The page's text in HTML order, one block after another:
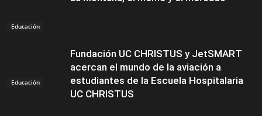
Educación
Educación
Fundación UC CHRISTUS y JetSMART
acercan el mundo de la aviación a
estudiantes de la Escuela Hospitalaria
UC CHRISTUS